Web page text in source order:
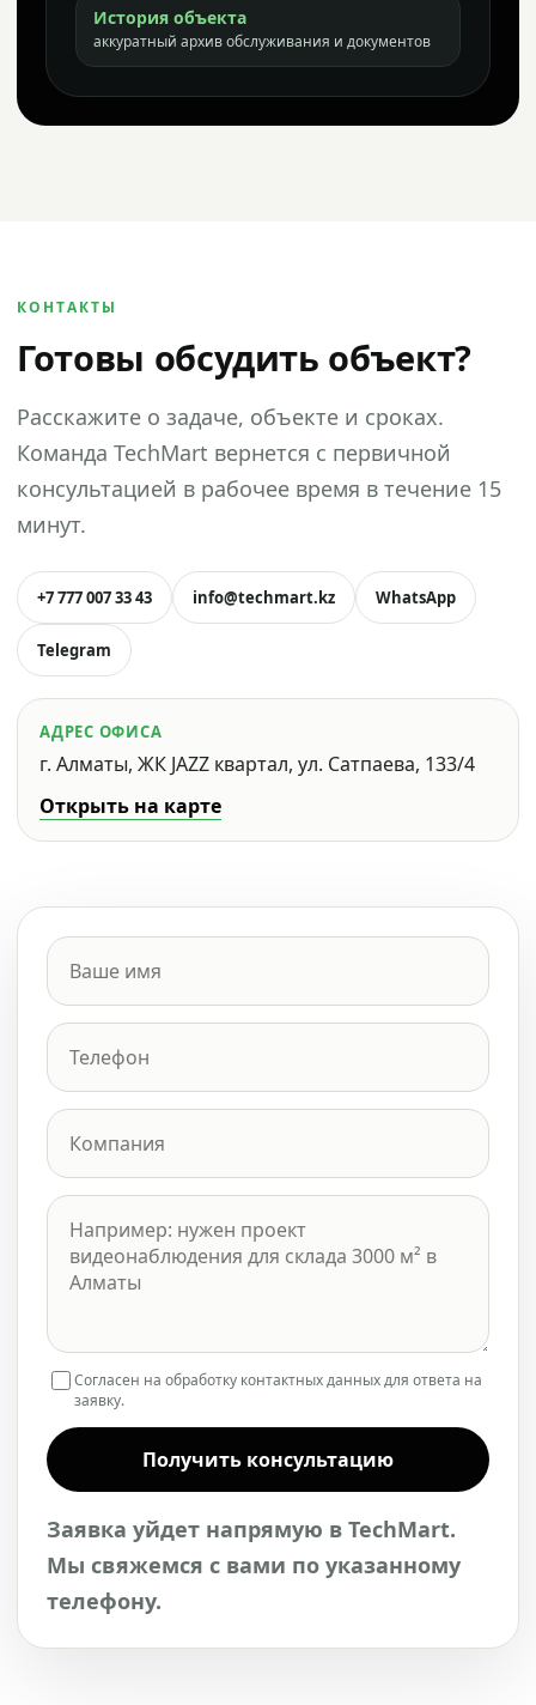
История объекта
аккуратный архив обслуживания и документов
КОНТАКТЫ
Готовы обсудить объект?
Расскажите о задаче, объекте и сроках.
Команда TechMart вернется с первичной
консультацией в рабочее время в течение 15
минут.
+7 777 007 33 43 info@techmart.kz WhatsApp
Telegram
АДРЕС ОФИСА
г. Алматы, ЖК JAZZ квартал, ул. Сатпаева, 133/4
Открыть на карте
Согласен на обработку контактных данных для ответа на
заявку.
Получить консультацию
Заявка уйдет напрямую в TechMart.
Мы свяжемся с вами по указанному
телефону.